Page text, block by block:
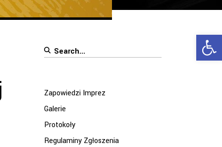
Search
Zapowiedzi Imprez
Galerie
Protokoły
Regulaminy Zgłoszenia